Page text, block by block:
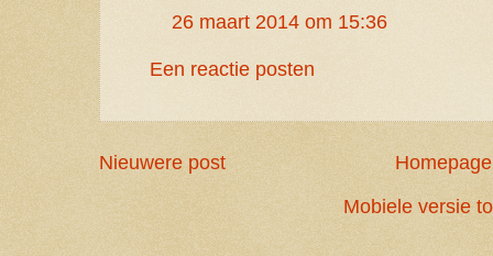
26 maart 2014 om 15:36
Een reactie posten
Nieuwere post
Homepage
Mobiele versie